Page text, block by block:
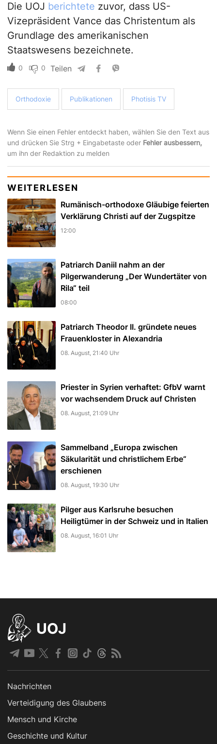
Die UOJ berichtete zuvor, dass US-
Vizepräsident Vance das Christentum als
Grundlage des amerikanischen
Staatswesens bezeichnete.
0 0 Teilen
Orthodoxie Publikationen Photisis TV
Wenn Sie einen Fehler entdeckt haben, wählen Sie den Text aus
und drücken Sie Strg + Eingabetaste oder Fehler ausbessern,
um ihn der Redaktion zu melden
WEITERLESEN
Rumänisch-orthodoxe Gläubige feierten
Verklärung Christi auf der Zugspitze
12:00
Patriarch Daniil nahm an der
Pilgerwanderung „Der Wundertäter von
Rila“ teil
08:00
Patriarch Theodor II. gründete neues
Frauenkloster in Alexandria
08. August, 21:40 Uhr
Priester in Syrien verhaftet: GfbV warnt
vor wachsendem Druck auf Christen
08. August, 21:09 Uhr
Sammelband „Europa zwischen
Säkularität und christlichem Erbe“
erschienen
08. August, 19:30 Uhr
Pilger aus Karlsruhe besuchen
Heiligtümer in der Schweiz und in Italien
08. August, 16:01 Uhr
UOJ
Nachrichten
Verteidigung des Glaubens
Mensch und Kirche
Geschichte und Kultur